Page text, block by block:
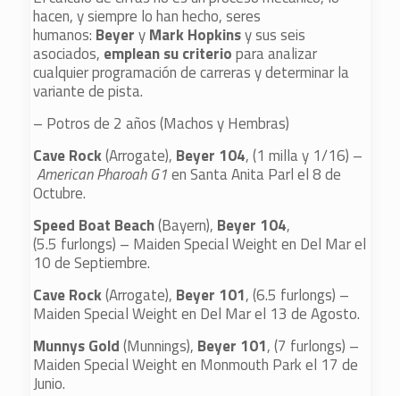
hacen, y siempre lo han hecho, seres
humanos: BeyeryMark Hopkinsy sus seis
asociados, emplean su criteriopara analizar
cualquier programación de carreras y determinar la
variante de pista.
– Potros de 2 años (Machos y Hembras)
Cave Rock(Arrogate), Beyer 104, (1 milla y 1/16) –
American Pharoah G1en Santa Anita Parl el 8 de
Octubre.
Speed Boat Beach(Bayern), Beyer 104,
(5.5 furlongs) – Maiden Special Weight en Del Mar el
10 de Septiembre.
Cave Rock(Arrogate), Beyer 101, (6.5 furlongs) –
Maiden Special Weight en Del Mar el 13 de Agosto.
Munnys Gold(Munnings), Beyer 101, (7 furlongs) –
Maiden Special Weight en Monmouth Park el 17 de
Junio.